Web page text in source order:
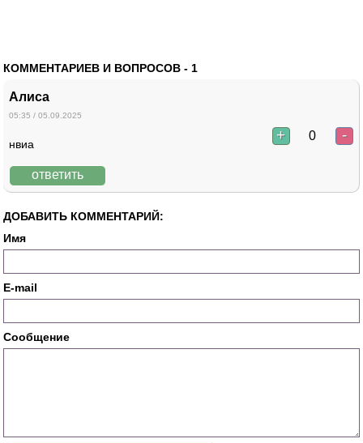
КОММЕНТАРИЕВ И ВОПРОСОВ - 1
Алиса
05:35 / 05.09.2025
+ 0 -
нвиа
ответить
ДОБАВИТЬ КОММЕНТАРИЙ:
Имя
E-mail
Сообщение